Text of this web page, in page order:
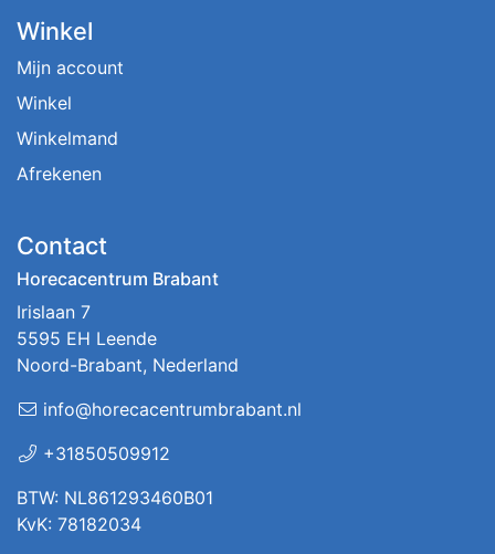
Winkel
Mijn account
Winkel
Winkelmand
Afrekenen
Contact
Horecacentrum Brabant
Irislaan 7
5595 EH Leende
Noord-Brabant, Nederland
info@horecacentrumbrabant.nl
+31850509912
BTW: NL861293460B01
KvK: 78182034